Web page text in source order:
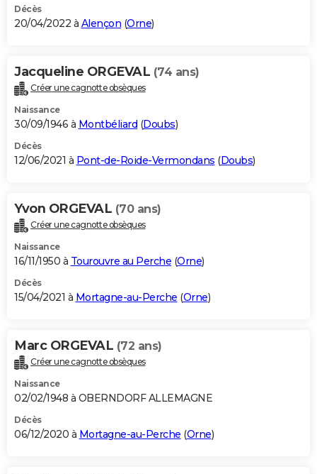
Décès
20/04/2022 à Alençon (Orne)
Jacqueline ORGEVAL (74 ans)
Créer une cagnotte obsèques
Naissance
30/09/1946 à Montbéliard (Doubs)
Décès
12/06/2021 à Pont-de-Roide-Vermondans (Doubs)
Yvon ORGEVAL (70 ans)
Créer une cagnotte obsèques
Naissance
16/11/1950 à Tourouvre au Perche (Orne)
Décès
15/04/2021 à Mortagne-au-Perche (Orne)
Marc ORGEVAL (72 ans)
Créer une cagnotte obsèques
Naissance
02/02/1948 à OBERNDORF ALLEMAGNE
Décès
06/12/2020 à Mortagne-au-Perche (Orne)